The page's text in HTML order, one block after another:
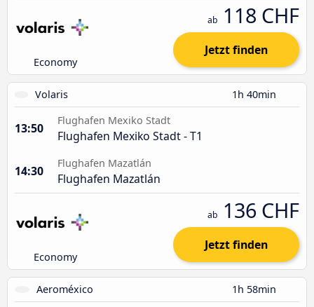
Economy
ab 118 CHF
Jetzt finden
Volaris 1h 40min
13:50
Flughafen Mexiko Stadt
Flughafen Mexiko Stadt - T1
14:30
Flughafen Mazatlán
Flughafen Mazatlán
Economy
ab 136 CHF
Jetzt finden
Aeroméxico 1h 58min